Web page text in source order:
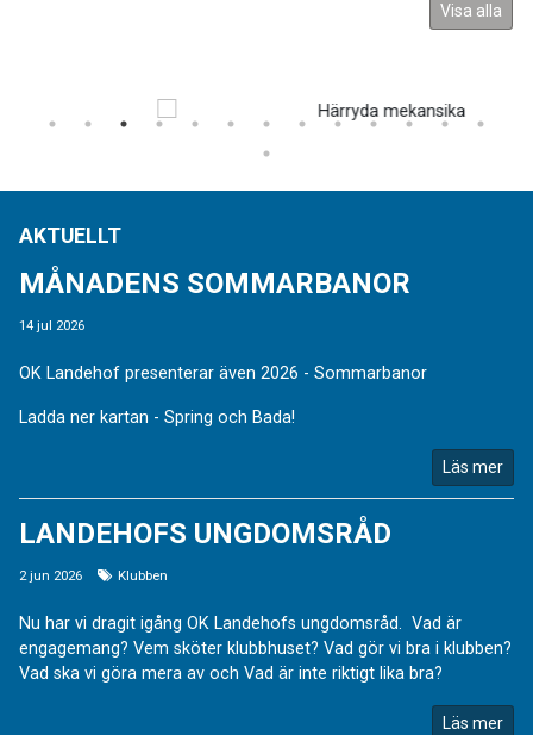
Visa alla
AKTUELLT
MÅNADENS SOMMARBANOR
14 jul 2026
OK Landehof presenterar även 2026 - Sommarbanor
Ladda ner kartan - Spring och Bada!
Läs mer
LANDEHOFS UNGDOMSRÅD
2 jun 2026 Klubben
Nu har vi dragit igång OK Landehofs ungdomsråd. Vad är
engagemang? Vem sköter klubbhuset? Vad gör vi bra i klubben?
Vad ska vi göra mera av och Vad är inte riktigt lika bra?
Läs mer